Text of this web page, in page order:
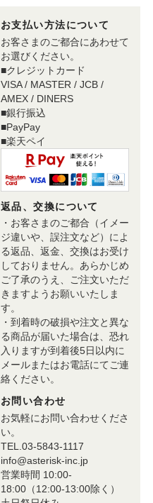
お支払い方法について
お客さまのご都合にあわせて
お選びください。
■クレジットカード
VISA / MASTER / JCB /
AMEX / DINERS
■銀行振込
■PayPay
■楽天ペイ
返品、交換について
・お客さまのご都合（イメー
ジ違いや、誤注文など）によ
る返品、返金、交換はお受け
しておりません。あらかじめ
ご了承のうえ、ご注文いただ
きますようお願いいたしま
す。
・到着時の破損や注文と異な
る商品が届いた場合は、恐れ
入りますが到着後5日以内に
メールまたはお電話にてご連
絡ください。
お問い合わせ
お気軽にお問い合わせくださ
い。
TEL.03-5843-1117
info@asterisk-inc.jp
営業時間 10:00-
18:00（12:00-13:00除く）